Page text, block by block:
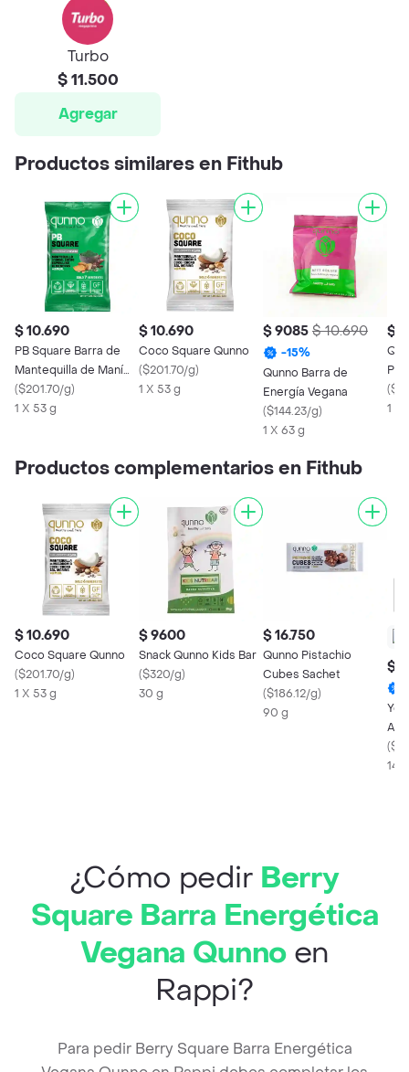
Turbo
$ 11.500
Agregar
Productos similares en Fithub
$ 10.690
PB Square Barra de
Mantequilla de Maní
con Espirulina Qunno
($201.70/g)
1 X 53 g
$ 10.690
Coco Square Qunno
($201.70/g)
1 X 53 g
$ 9085 $ 10.690
-15%
Qunno Barra de
Energía Vegana
($144.23/g)
1 X 63 g
$
(
1 x
Productos complementarios en Fithub
$ 10.690
Coco Square Qunno
($201.70/g)
1 X 53 g
$ 9600
Snack Qunno Kids Bar
($320/g)
30 g
$ 16.750
Qunno Pistachio
Cubes Sachet
($186.12/g)
90 g
$
(
143
¿Cómo pedir Berry
Square Barra Energética
Vegana Qunno en
Rappi?
Para pedir Berry Square Barra Energética